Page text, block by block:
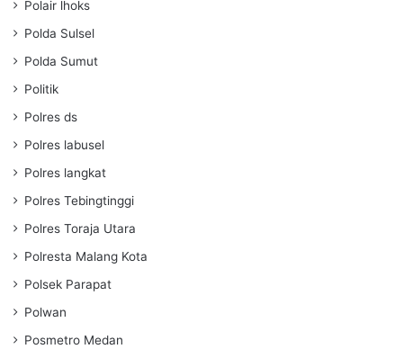
Polair lhoks
Polda Sulsel
Polda Sumut
Politik
Polres ds
Polres labusel
Polres langkat
Polres Tebingtinggi
Polres Toraja Utara
Polresta Malang Kota
Polsek Parapat
Polwan
Posmetro Medan